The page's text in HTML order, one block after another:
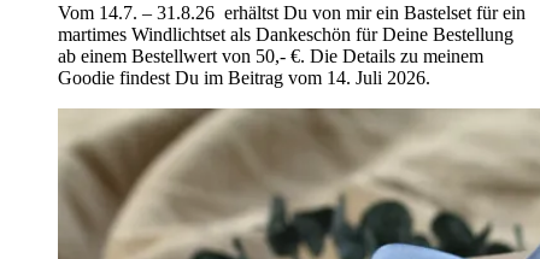
Vom 14.7. – 31.8.26 erhältst Du von mir ein Bastelset für ein
martimes Windlichtset als Dankeschön für Deine Bestellung
ab einem Bestellwert von 50,- €. Die Details zu meinem
Goodie findest Du im Beitrag vom 14. Juli 2026.